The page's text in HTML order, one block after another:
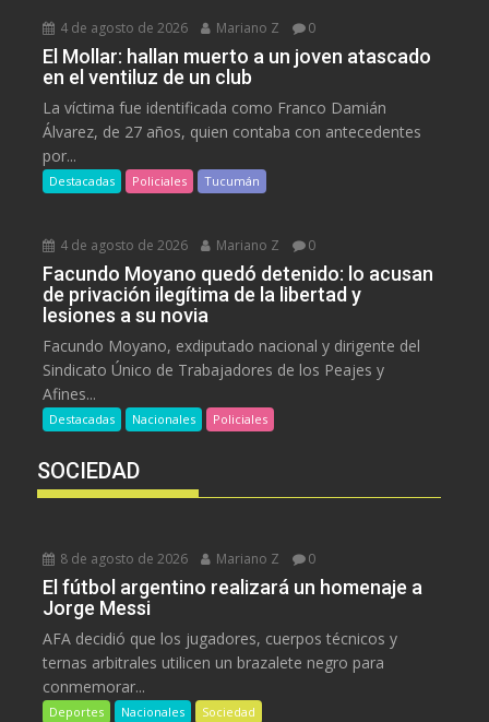
4 de agosto de 2026 Mariano Z 0
El Mollar: hallan muerto a un joven atascado
en el ventiluz de un club
La víctima fue identificada como Franco Damián
Álvarez, de 27 años, quien contaba con antecedentes
por...
Destacadas Policiales Tucumán
4 de agosto de 2026 Mariano Z 0
Facundo Moyano quedó detenido: lo acusan
de privación ilegítima de la libertad y
lesiones a su novia
Facundo Moyano, exdiputado nacional y dirigente del
Sindicato Único de Trabajadores de los Peajes y
Afines...
Destacadas Nacionales Policiales
SOCIEDAD
8 de agosto de 2026 Mariano Z 0
El fútbol argentino realizará un homenaje a
Jorge Messi
AFA decidió que los jugadores, cuerpos técnicos y
ternas arbitrales utilicen un brazalete negro para
conmemorar...
Deportes Nacionales Sociedad